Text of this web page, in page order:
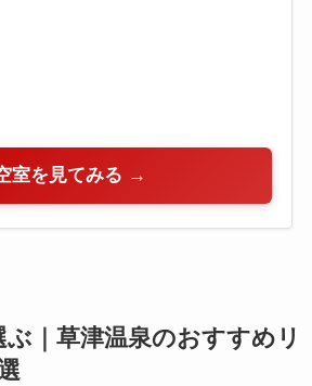
室を見てみる →
｜草津温泉のおすすめリ